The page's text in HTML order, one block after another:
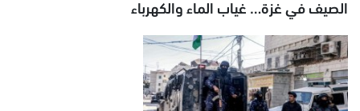
الصيف في غزة… غياب الماء والكهرباء